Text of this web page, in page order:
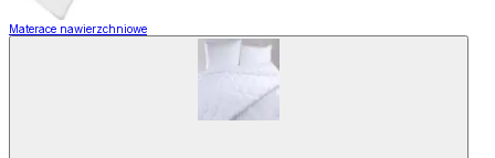
Materace nawierzchniowe